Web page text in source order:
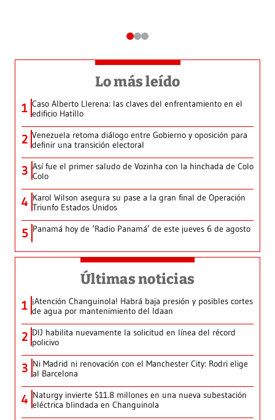
Lo más leído
1 Caso Alberto Llerena: las claves del enfrentamiento en el
edificio Hatillo
2 Venezuela retoma diálogo entre Gobierno y oposición para
definir una transición electoral
3 Así fue el primer saludo de Vozinha con la hinchada de Colo
Colo
4 Karol Wilson asegura su pase a la gran final de Operación
Triunfo Estados Unidos
5 Panamá hoy de ‘Radio Panamá’ de este jueves 6 de agosto
Últimas noticias
1 ¡Atención Changuinola! Habrá baja presión y posibles cortes
de agua por mantenimiento del Idaan
2 DIJ habilita nuevamente la solicitud en línea del récord
policivo
3 Ni Madrid ni renovación con el Manchester City: Rodri elige
al Barcelona
4 Naturgy invierte $11.8 millones en una nueva subestación
eléctrica blindada en Changuinola